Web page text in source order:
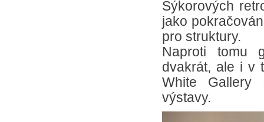
Sýkorových
jako
pro struktury.
Naproti tomu
dvakrát, ale i v
White Gallery
výstavy.